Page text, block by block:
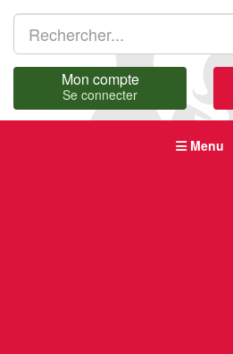
Mon compte
Se connecter
Menu